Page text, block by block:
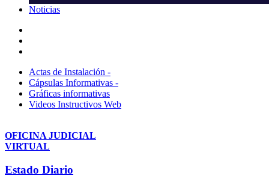
Noticias
Actas de Instalación -
Cápsulas Informativas -
Gráficas informativas
Videos Instructivos Web
OFICINA JUDICIAL
VIRTUAL
Estado Diario